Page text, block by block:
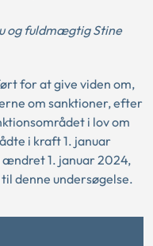
og fuldmægtig Stine
for at give viden om,
om sanktioner, efter
i lov om
i kraft 1. januar
1. januar 2024,
denne undersøgelse.